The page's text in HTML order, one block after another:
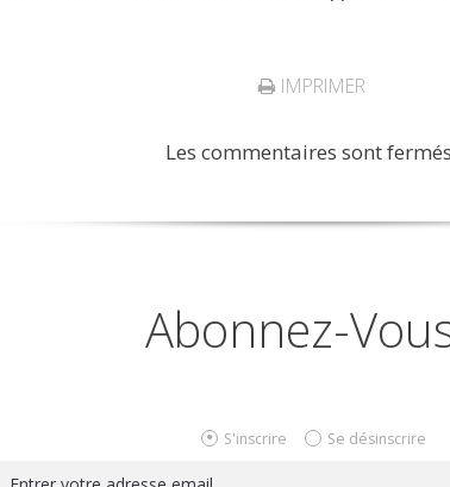
IMPRIMER
Les commentaires sont
Abonnez-
S'inscrire Se désinscrire